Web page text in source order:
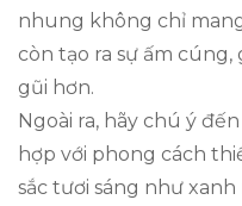
nhung không chỉ
còn tạo ra sự ấm
gũi hơn.
Ngoài ra, hãy chú ý
hợp với phong cách
sắc tươi sáng như